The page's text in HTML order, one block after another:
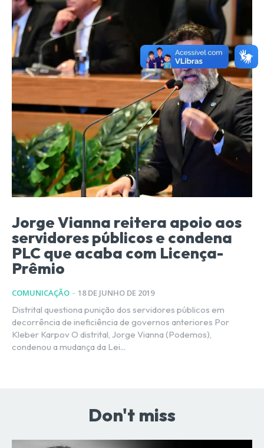
Jorge Vianna reitera apoio aos
servidores públicos e condena
PLC que acaba com Licença-
Prêmio
COMUNICAÇÃO - 18 DE JUNHO DE 2019
Distrital questiona punição dos servidores públicos em
decorrência de ineficiência de governos anteriores Por
Kleber Karpov O distrital, Jorge Vianna (Podemos),
condenou a mudança da Lei...
Don't miss